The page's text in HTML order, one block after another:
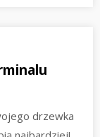
drzewka